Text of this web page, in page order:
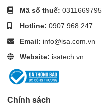
Mã số thuế: 0311669795
Hotline: 0907 968 247
Email: info@isa.com.vn
Website: isatech.vn
Chính sách